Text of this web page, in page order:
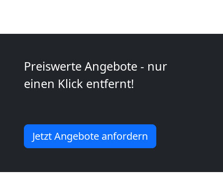
Preiswerte Angebote - nur
einen Klick entfernt!
Jetzt Angebote anfordern
Wolfsberg
Umzug